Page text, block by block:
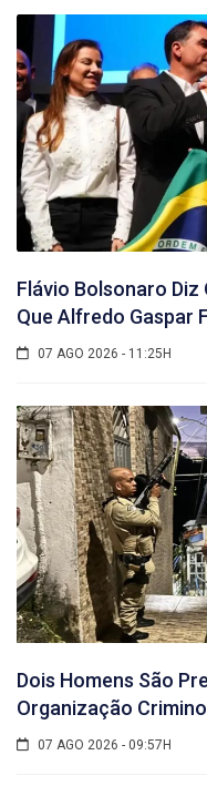
Flávio Bolsonaro Diz
Que Alfredo Gaspar
07 AGO 2026 - 11:25H
Dois Homens São
Organização
07 AGO 2026 - 09:57H